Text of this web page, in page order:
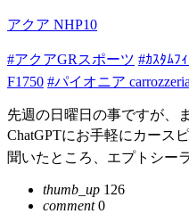
アクア NHP10
#アクアGRスポーツ #ｶｽﾀﾑﾌ
F1750 #パイオニア carrozzeria
先週の日曜日の事ですが、
ChatGPTにお手軽にカース
聞いたところ、エプトシー
thumb_up 126
comment0